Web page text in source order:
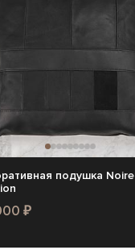
подушка Noire
₽